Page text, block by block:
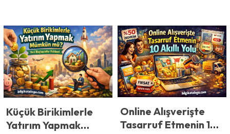
Küçük Birikimlerle
Yatırım Yapmak
Online Alışverişte
Tasarruf Etmenin 10